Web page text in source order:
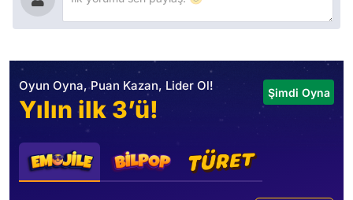
Oyun Oyna, Puan Kazan, Lider Ol!
Yılın ilk 3’ü!
Şimdi Oyna